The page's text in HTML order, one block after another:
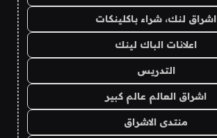
اشراق لنك، شراء باكلينكات
اعلانات الباك لينك
التدريس
اشراق العالم عالم كبير
منتدى الاشراق